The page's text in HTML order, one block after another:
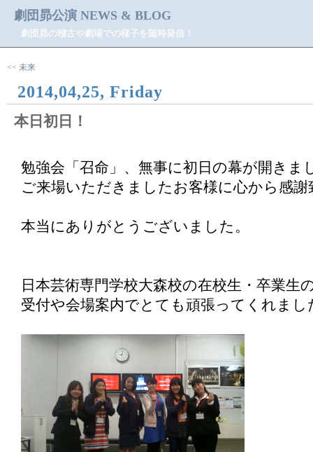
劇団昴公演 NEWS & BLOG
劇団昴の稽古や劇場での様子を随時発信！
<< 未来
2014,04,25, Friday
本日初日！
勉強会「召命」、無事に初日の幕が開きま
ご来場いただきましたお客様に心から感謝
本当にありがとうございました。
日本芸術専門学校大森校の在校生・卒業生
受付や会場案内でとても頑張ってくれまし